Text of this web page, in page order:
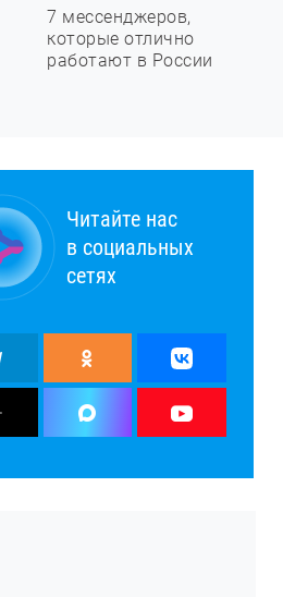
7 мессенджеров,
которые отлично
работают в России
Читайте нас
в социальных
сетях